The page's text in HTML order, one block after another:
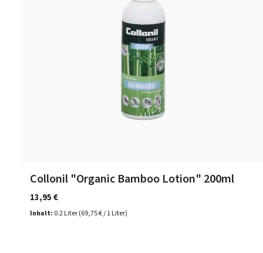
Collonil "Organic Bamboo Lotion" 200ml
Inhalt: 0.2 Liter(69,75 € / 1 Liter)
13,95 €